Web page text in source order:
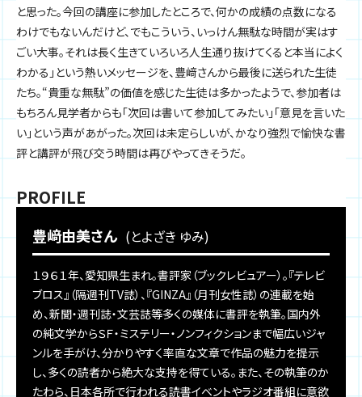
と思った。今回の講座に参加したところで、何かの成績の点数になる
わけでもないんだけど、でもこういう、いっけん無駄な時間が実はす
ごい大事。それは長く生きていろいろ人生通り抜けてくると本当によく
わかる」という熱いメッセージを、豊﨑さんから最後に送られた生徒
たち。“貴重な無駄”の価値を感じた生徒は多かったようで、参加者は
もちろん見学者からも「次回は書いて参加してみたい」「意見を言いた
い」という声があがった。次回は未定らしいが、かなり強烈で愉快な書
評と講評が飛び交う時間は再びやってきそうだ。
PROFILE
豊﨑由美さん (とよざき ゆみ)
１９６１年、愛知県生まれ。書評家（ブックレビュアー）。『テレビ
ブロス』（隔週刊TV誌）、『GINZA』（月刊女性誌）の連載を始
め、新聞・週刊誌・文芸誌等多くの媒体に書評を執筆。国内外
の純文学からＳＦ・ミステリー・ノンフィクションまで幅広いジャ
ンルを手がけ、分かりやすく率直な文章で作品の魅力を提示
し、多くの読者から絶大な支持を得ている。また、その執筆のか
たわら、日本各所で行われる読書イベントやラジオ番組に意欲